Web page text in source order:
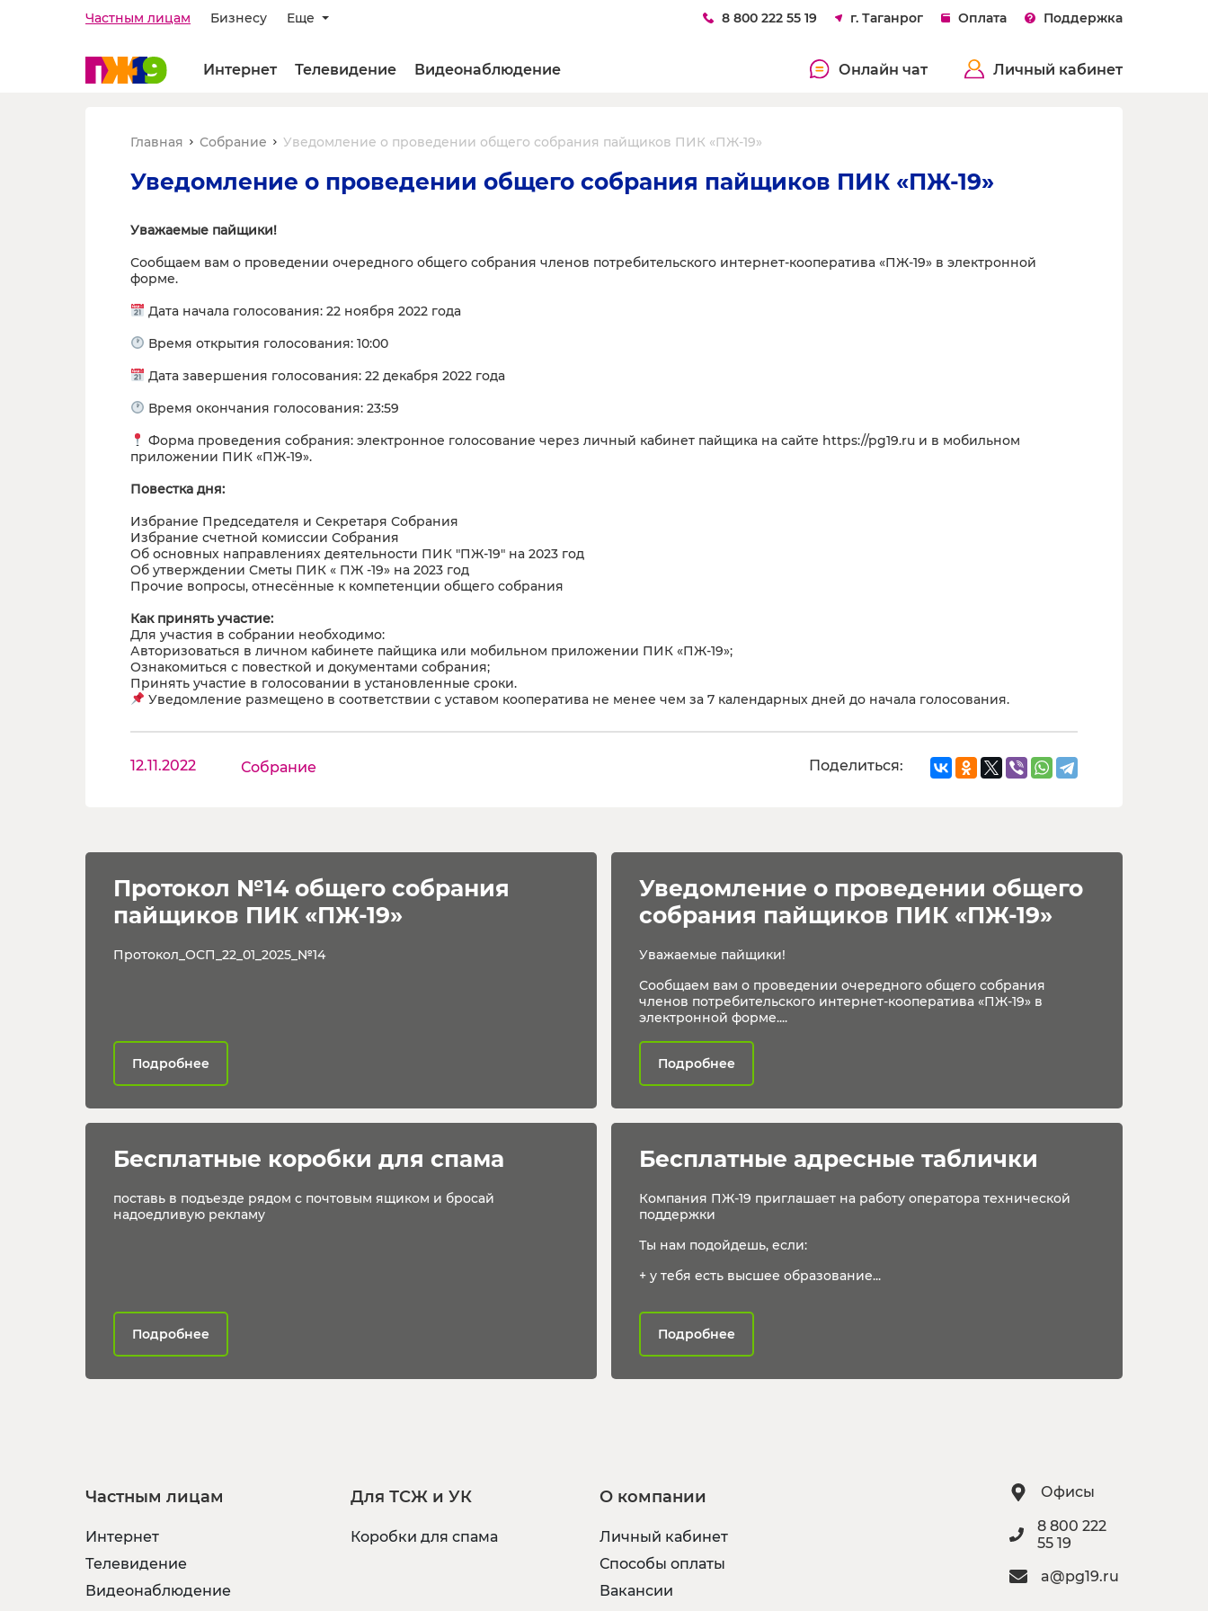
Частным лицам Бизнесу Еще 8 800 222 55 19 г. Таганрог Оплата Поддержка
Интернет Телевидение Видеонаблюдение Онлайн чат Личный кабинет
Главная Собрание Уведомление о проведении общего собрания пайщиков ПИК «ПЖ-19»
Уведомление о проведении общего собрания пайщиков ПИК «ПЖ-19»
Уважаемые пайщики!
Сообщаем вам о проведении очередного общего собрания членов потребительского интернет-кооператива «ПЖ-19» в электронной
форме.
Дата начала голосования: 22 ноября 2022 года
Время открытия голосования: 10:00
Дата завершения голосования: 22 декабря 2022 года
Время окончания голосования: 23:59
Форма проведения собрания: электронное голосование через личный кабинет пайщика на сайте https://pg19.ru и в мобильном
приложении ПИК «ПЖ-19».
Повестка дня:
Избрание Председателя и Секретаря Собрания
Избрание счетной комиссии Собрания
Об основных направлениях деятельности ПИК "ПЖ-19" на 2023 год
Об утверждении Сметы ПИК « ПЖ -19» на 2023 год
Прочие вопросы, отнесённые к компетенции общего собрания
Как принять участие:
Для участия в собрании необходимо:
Авторизоваться в личном кабинете пайщика или мобильном приложении ПИК «ПЖ-19»;
Ознакомиться с повесткой и документами собрания;
Принять участие в голосовании в установленные сроки.
Уведомление размещено в соответствии с уставом кооператива не менее чем за 7 календарных дней до начала голосования.
12.11.2022 Собрание Поделиться:
Протокол №14 общего собрания
пайщиков ПИК «ПЖ-19»
Протокол_ОСП_22_01_2025_№14
Подробнее
Уведомление о проведении общего
собрания пайщиков ПИК «ПЖ-19»
Уважаемые пайщики!
Сообщаем вам о проведении очередного общего собрания
членов потребительского интернет-кооператива «ПЖ-19» в
электронной форме....
Подробнее
Бесплатные коробки для спама
поставь в подъезде рядом с почтовым ящиком и бросай
надоедливую рекламу
Подробнее
Бесплатные адресные таблички
Компания ПЖ-19 приглашает на работу оператора технической
поддержки
Ты нам подойдешь, если:
+ у тебя есть высшее образование...
Подробнее
Частным лицам
Интернет
Телевидение
Видеонаблюдение
Для ТСЖ и УК
Коробки для спама
О компании
Личный кабинет
Способы оплаты
Вакансии
Офисы
8 800 222
55 19
a@pg19.ru